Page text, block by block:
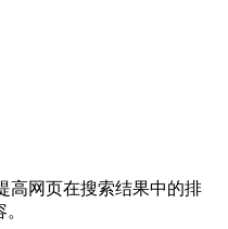
高网页在搜索结果中的排